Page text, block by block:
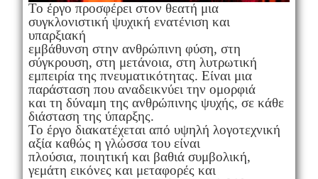
Το έργο προσφέρει στον θεατή μια
συγκλονιστική ψυχική ενατένιση και
υπαρξιακή
εμβάθυνση στην ανθρώπινη φύση, στη
σύγκρουση, στη μετάνοια, στη λυτρωτική
εμπειρία της πνευματικότητας. Είναι μια
παράσταση που αναδεικνύει την ομορφιά
και τη δύναμη της ανθρώπινης ψυχής, σε κάθε
διάσταση της ύπαρξης.
Το έργο διακατέχεται από υψηλή λογοτεχνική
αξία καθώς η γλώσσα του είναι
πλούσια, ποιητική και βαθιά συμβολική,
γεμάτη εικόνες και μεταφορές και